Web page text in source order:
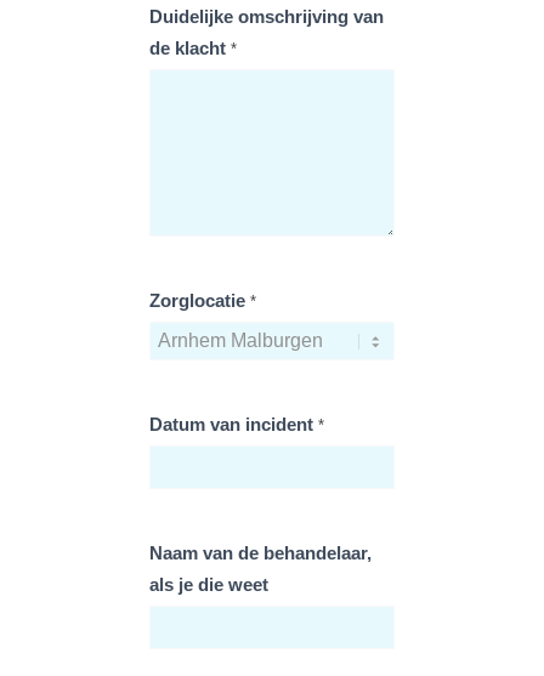
Duidelijke omschrijving van
de klacht*
Zorglocatie*
Datum van incident*
Naam van de behandelaar,
als je die weet